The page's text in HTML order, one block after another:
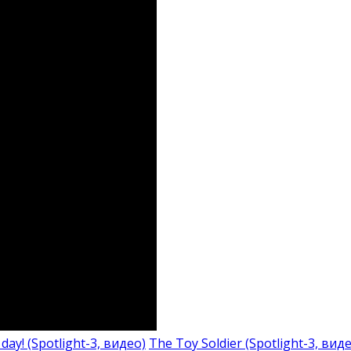
(Spotlight-3, видео) The Toy Soldier (Spotlight-3,